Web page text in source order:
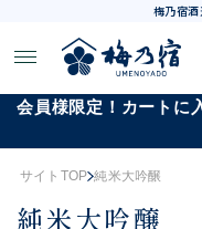
梅乃宿
会員様限定！カートに
サイトTOP 純米大吟醸
純米大吟醸